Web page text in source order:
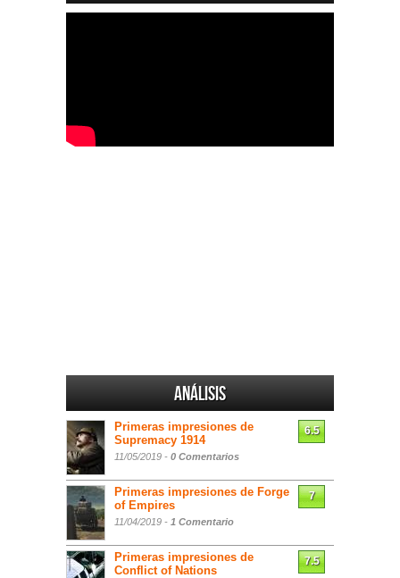
Análisis
Primeras impresiones de
Supremacy 1914
11/05/2019 - 0 Comentarios
6.5
Primeras impresiones de Forge
of Empires
11/04/2019 - 1 Comentario
7
Primeras impresiones de
Conflict of Nations
7.5